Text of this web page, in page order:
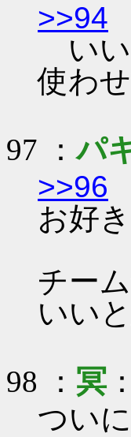
>>94
いい
使わ
97 ：パ
>>96
お好
チー
いい
98 ： 冥
つい